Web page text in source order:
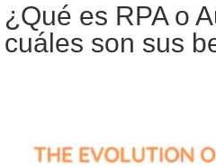
¿Qué es RPA o
cuáles son sus